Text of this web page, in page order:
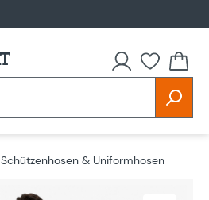
Schützenhosen & Uniformhosen